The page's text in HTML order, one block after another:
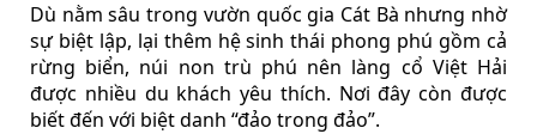
Dù nằm sâu trong vườn quốc gia Cát Bà nhưng nhờ
sự biệt lập, lại thêm hệ sinh thái phong phú gồm cả
rừng biển, núi non trù phú nên làng cổ Việt Hải
được nhiều du khách yêu thích. Nơi đây còn được
biết đến với biệt danh “đảo trong đảo”.